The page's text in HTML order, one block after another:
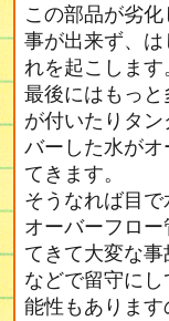
この部品が劣
事が出来ず、
れを起こします
最後にはもっ
が付いたりタ
バーした水が
てきます。
そうなれば目で
オーバーフロ
てきて大変な
などで留守に
能性もありま